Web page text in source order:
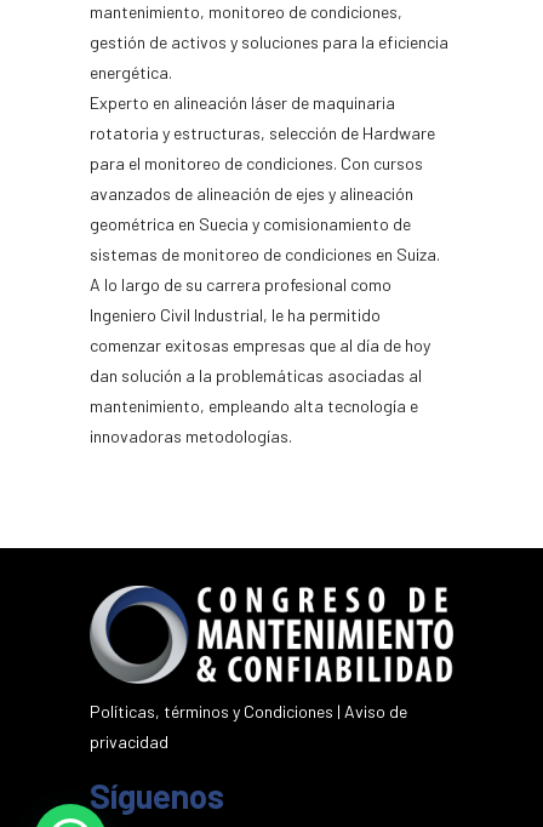
mantenimiento, monitoreo de condiciones,
gestión de activos y soluciones para la eficiencia
energética.
Experto en alineación láser de maquinaria
rotatoria y estructuras, selección de Hardware
para el monitoreo de condiciones. Con cursos
avanzados de alineación de ejes y alineación
geométrica en Suecia y comisionamiento de
sistemas de monitoreo de condiciones en Suiza.
A lo largo de su carrera profesional como
Ingeniero Civil Industrial, le ha permitido
comenzar exitosas empresas que al día de hoy
dan solución a la problemáticas asociadas al
mantenimiento, empleando alta tecnología e
innovadoras metodologías.
Políticas, términos y Condiciones | Aviso de
privacidad
Síguenos